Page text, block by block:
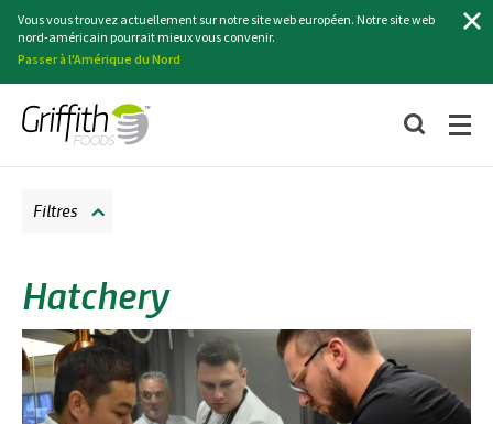
Vous vous trouvez actuellement sur notre site web européen. Notre site web
nord-américain pourrait mieux vous convenir.
Passer à l'Amérique du Nord
Hatchery
Filtres